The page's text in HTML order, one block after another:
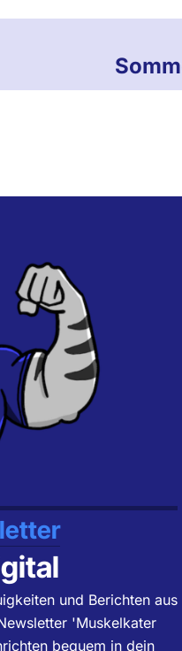
und Berichten aus
'Muskelkater
bequem in dein